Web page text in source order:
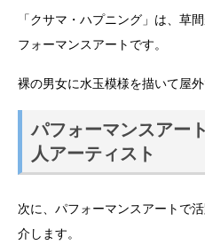
「クサマ・ハプニング」は、草
フォーマンスアートです。
裸の男女に水玉模様を描いて屋
パフォーマンスアー
人アーティスト
次に、パフォーマンスアートで
介します。